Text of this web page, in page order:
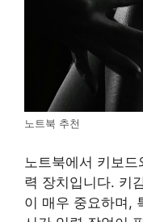
노트북 추천
노트북에서 키보
력 장치입니다. 키
이 매우 중요하며,